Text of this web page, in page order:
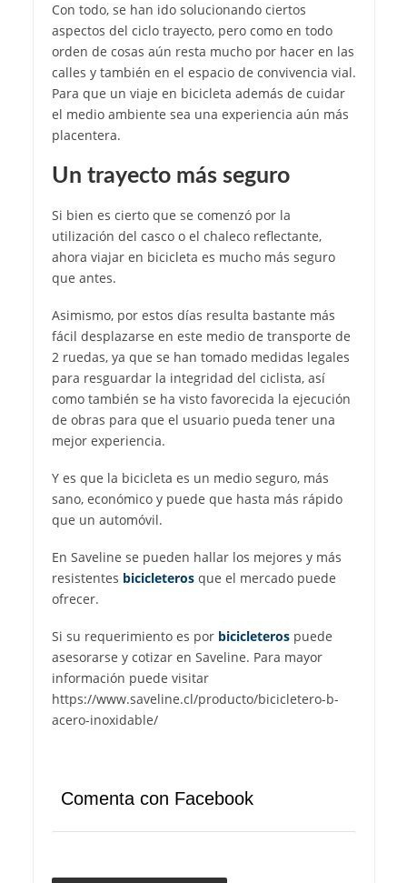
Con todo, se han ido solucionando ciertos
aspectos del ciclo trayecto, pero como en todo
orden de cosas aún resta mucho por hacer en las
calles y también en el espacio de convivencia vial.
Para que un viaje en bicicleta además de cuidar
el medio ambiente sea una experiencia aún más
placentera.
Un trayecto más seguro
Si bien es cierto que se comenzó por la
utilización del casco o el chaleco reflectante,
ahora viajar en bicicleta es mucho más seguro
que antes.
Asimismo, por estos días resulta bastante más
fácil desplazarse en este medio de transporte de
2 ruedas, ya que se han tomado medidas legales
para resguardar la integridad del ciclista, así
como también se ha visto favorecida la ejecución
de obras para que el usuario pueda tener una
mejor experiencia.
Y es que la bicicleta es un medio seguro, más
sano, económico y puede que hasta más rápido
que un automóvil.
En Saveline se pueden hallar los mejores y más
resistentes bicicleterosque el mercado puede
ofrecer.
Si su requerimiento es por bicicleteros puede
asesorarse y cotizar en Saveline. Para mayor
información puede visitar
https://www.saveline.cl/producto/bicicletero-b-
acero-inoxidable/
Comenta con Facebook